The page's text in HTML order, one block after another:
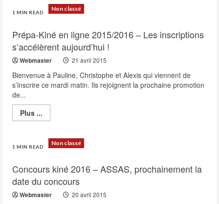
kiné
2016
en
avril
2016
1 MIN READ Non classé
Prépa-Kiné en ligne 2015/2016 – Les inscriptions
s’accélèrent aujourd’hui !
Webmaster 21 avril 2015
Bienvenue à Pauline, Christophe et Alexis qui viennent de
s’inscrire ce mardi matin. Ils rejoignent la prochaine promotion
de...
Plus ...
more
Kiné
en
–
Les
inscriptions
s’accélèrent
aujourd’hui
1 MIN READ Non classé
Concours kiné 2016 – ASSAS, prochainement la
date du concours
Webmaster 20 avril 2015